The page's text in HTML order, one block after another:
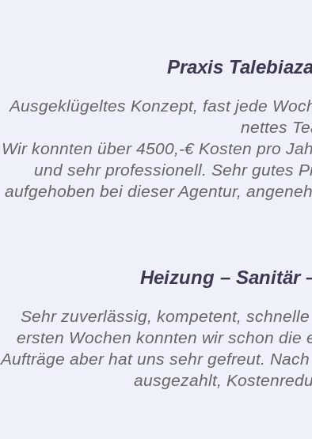
Praxis
Ausgeklügeltes Konzept, fast jede
nettes
Wir konnten über 4500,-€ Kosten pro
und sehr professionell. Sehr gutes
aufgehoben bei dieser Agentur,
Heizung – Sanitär
Sehr zuverlässig, kompetent,
ersten Wochen konnten wir schon die
Aufträge aber hat uns sehr gefreut.
ausgezahlt,